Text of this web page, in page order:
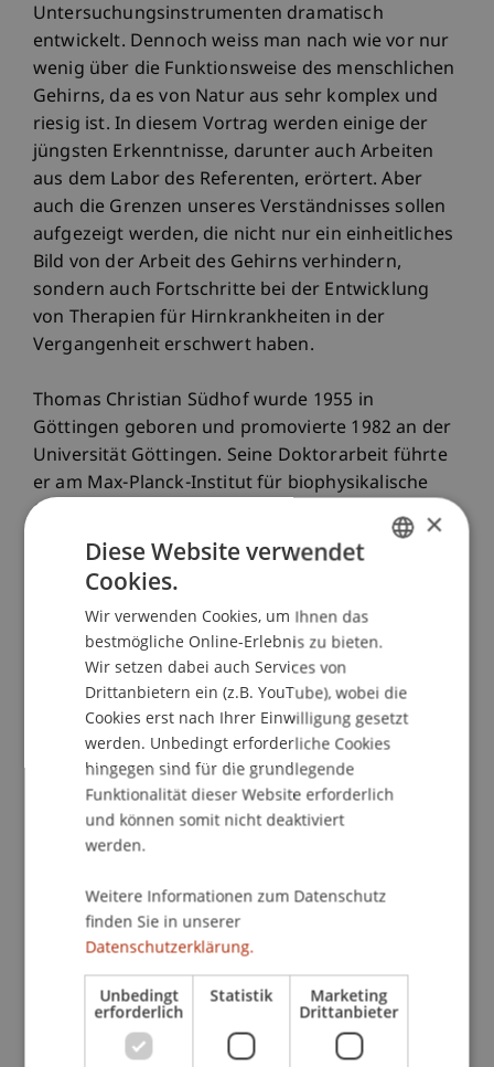
Untersuchungsinstrumenten dramatisch
entwickelt. Dennoch weiss man nach wie vor nur
wenig über die Funktionsweise des menschlichen
Gehirns, da es von Natur aus sehr komplex und
riesig ist. In diesem Vortrag werden einige der
jüngsten Erkenntnisse, darunter auch Arbeiten
aus dem Labor des Referenten, erörtert. Aber
auch die Grenzen unseres Verständnisses sollen
aufgezeigt werden, die nicht nur ein einheitliches
Bild von der Arbeit des Gehirns verhindern,
sondern auch Fortschritte bei der Entwicklung
von Therapien für Hirnkrankheiten in der
Vergangenheit erschwert haben.
Thomas Christian Südhof wurde 1955 in
Göttingen geboren und promovierte 1982 an der
Universität Göttingen. Seine Doktorarbeit führte
er am Max-Planck-Institut für biophysikalische
Chemie in Göttingen bei Prof. Victor P. Whittaker
über die biophysikalische Struktur von
sekretorischen Granula durch. Von 1983-1986
arbeitete Südhof als Postdoktorand bei Dr. Mike
Brown und Joe Goldstein am UT Southwestern in
Dallas. Südhof begann seine unabhängige
Karriere 1986 am UT Southwestern, wo er bis
2008 blieb und unter anderem den Lehrstuhl für
Neurowissenschaften gründete. Im Jahr 2008
wechselte Südhof nach Stanford und wurde dort
Avram Goldstein Professor an der School of
Medicine. Darüber hinaus ist Südhof seit 1986
Forscher des Howard Hughes Medical Institute.
Als Südhof sein Labor gründete, entschied er sich,
in die Neurowissenschaften zu wechseln, um
Synapsen wegen ihrer zentralen, noch nicht
vollständig verstandenen Rolle bei der
Gehirnfunktion zu untersuchen. Südhofs Arbeit
konzentrierte sich zunächst auf den
×
Diese Website verwendet
Cookies.
Wir verwenden Cookies, um Ihnen das
bestmögliche Online-Erlebnis zu bieten.
Wir setzen dabei auch Services von
Drittanbietern ein (z.B. YouTube), wobei die
Cookies erst nach Ihrer Einwilligung gesetzt
werden. Unbedingt erforderliche Cookies
hingegen sind für die grundlegende
Funktionalität dieser Website erforderlich
und können somit nicht deaktiviert
werden.
Weitere Informationen zum Datenschutz
finden Sie in unserer
Datenschutzerklärung.
Unbedingt
erforderlich
Statistik Marketing
Drittanbieter